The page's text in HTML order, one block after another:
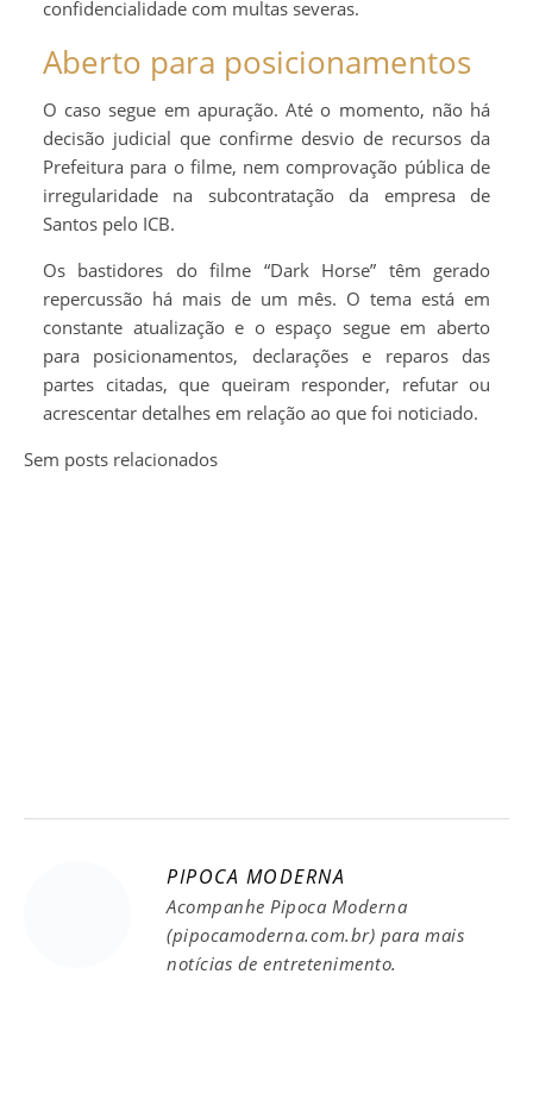
confidencialidade com multas severas.
Aberto para posicionamentos
O caso segue em apuração. Até o momento, não há
decisão judicial que confirme desvio de recursos da
Prefeitura para o filme, nem comprovação pública de
irregularidade na subcontratação da empresa de
Santos pelo ICB.
Os bastidores do filme “Dark Horse” têm gerado
repercussão há mais de um mês. O tema está em
constante atualização e o espaço segue em aberto
para posicionamentos, declarações e reparos das
partes citadas, que queiram responder, refutar ou
acrescentar detalhes em relação ao que foi noticiado.
Sem posts relacionados
PIPOCA MODERNA
Acompanhe Pipoca Moderna
(pipocamoderna.com.br) para mais
notícias de entretenimento.